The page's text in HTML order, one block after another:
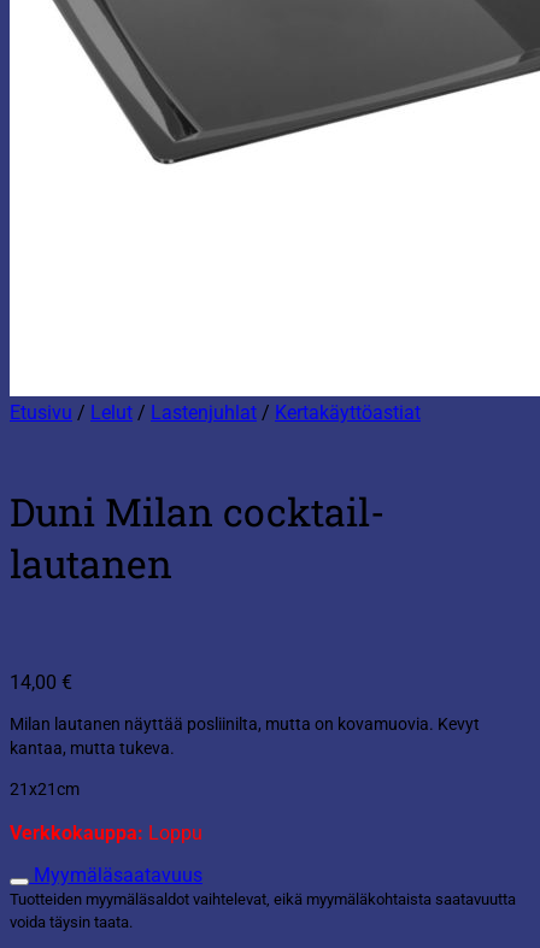
Etusivu / Lelut / Lastenjuhlat / Kertakäyttöastiat
Duni Milan cocktail-
lautanen
14,00 €
Milan lautanen näyttää posliinilta, mutta on kovamuovia. Kevyt
kantaa, mutta tukeva.
21x21cm
Verkkokauppa: Loppu
Myymäläsaatavuus
Tuotteiden myymäläsaldot vaihtelevat, eikä myymäläkohtaista saatavuutta
voida täysin taata.